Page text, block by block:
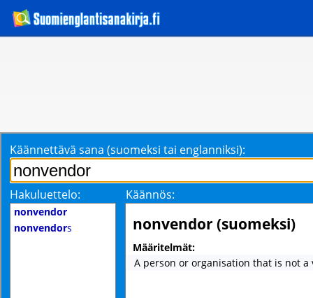
Käännettävä sana (suomeksi tai englanniksi):
Hakuluettelo: Käännös:
nonvendor
nonvendors nonvendor (suomeksi)
Määritelmät:
A person or organisation that is not a